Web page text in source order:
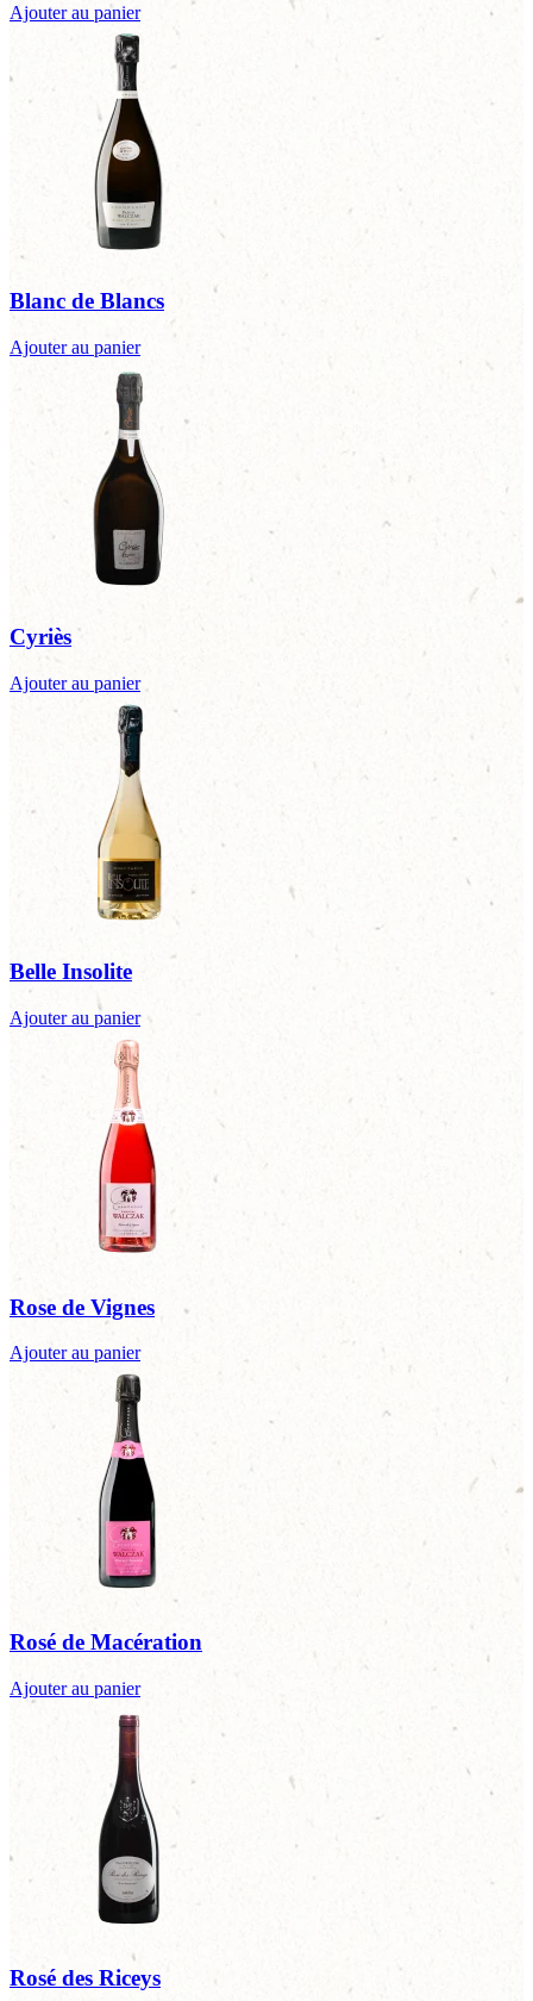
Ajouter au panier
Blanc de Blancs
Ajouter au panier
Cyriès
Ajouter au panier
Belle Insolite
Ajouter au panier
Rose de Vignes
Ajouter au panier
Rosé de Macération
Ajouter au panier
Rosé des Riceys